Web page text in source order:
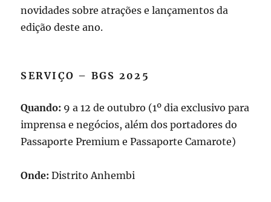
novidades sobre atrações e lançamentos da
edição deste ano.
SERVIÇO – BGS 2025
Quando: 9 a 12 de outubro (1º dia exclusivo para
imprensa e negócios, além dos portadores do
Passaporte Premium e Passaporte Camarote)
Onde: Distrito Anhembi